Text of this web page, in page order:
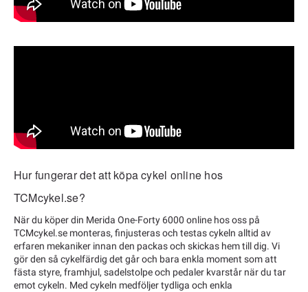
Hur fungerar det att köpa cykel online hos
TCMcykel.se?
När du köper din Merida One-Forty 6000 online hos oss på
TCMcykel.se monteras, finjusteras och testas cykeln alltid av
erfaren mekaniker innan den packas och skickas hem till dig. Vi
gör den så cykelfärdig det går och bara enkla moment som att
fästa styre, framhjul, sadelstolpe och pedaler kvarstår när du tar
emot cykeln. Med cykeln medföljer tydliga och enkla